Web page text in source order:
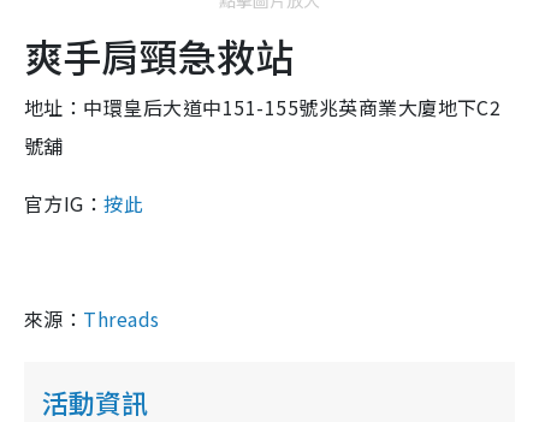
爽手肩頸急救站
地址：中環皇后大道中151-155號兆英商業大廈地下C2
號舖
官方IG：按此
來源： Threads
活動資訊